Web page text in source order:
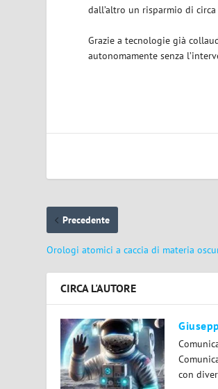
dall’altro un risparmio di
Grazie a tecnologie già
autonomamente senza
Precedente
Orologi atomici a caccia di materia
CIRCA L'AUTORE
con